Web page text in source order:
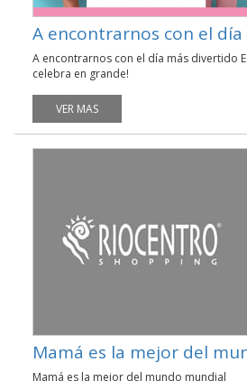
A encontrarnos con el
A encontrarnos con el día más divertido
celebra en grande!
VER MAS
Mamá es la mejor del
Mamá es la mejor del mundo mundial